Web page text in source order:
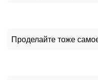
Проделайте тоже